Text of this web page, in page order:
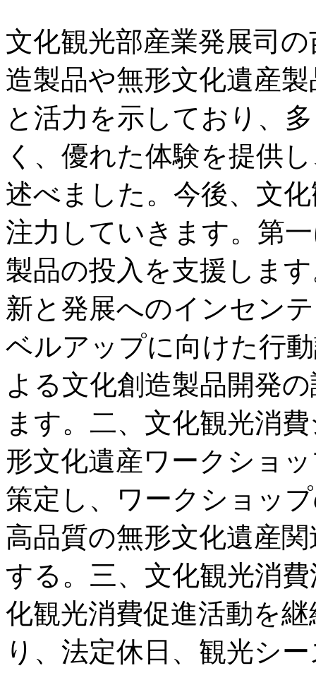
文化観光部産業発展司
造製品や無形文化遺産
と活力を示しており、
く、優れた体験を提供
述べました。今後、文
注力していきます。第
製品の投入を支援しま
新と発展へのインセン
ベルアップに向けた行
よる文化創造製品開発
ます。二、文化観光消
形文化遺産ワークショ
策定し、ワークショッ
高品質の無形文化遺産
する。三、文化観光消
化観光消費促進活動を
り、法定休日、観光シ